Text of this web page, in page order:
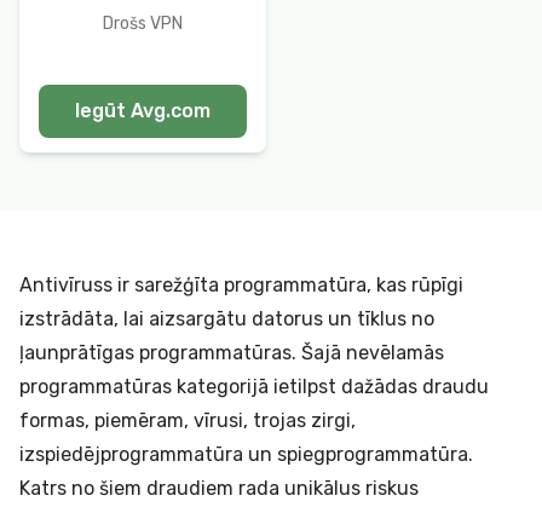
Drošs VPN
Iegūt Avg.com
Antivīruss ir sarežģīta programmatūra, kas rūpīgi
izstrādāta, lai aizsargātu datorus un tīklus no
ļaunprātīgas programmatūras. Šajā nevēlamās
programmatūras kategorijā ietilpst dažādas draudu
formas, piemēram, vīrusi, trojas zirgi,
izspiedējprogrammatūra un spiegprogrammatūra.
Katrs no šiem draudiem rada unikālus riskus